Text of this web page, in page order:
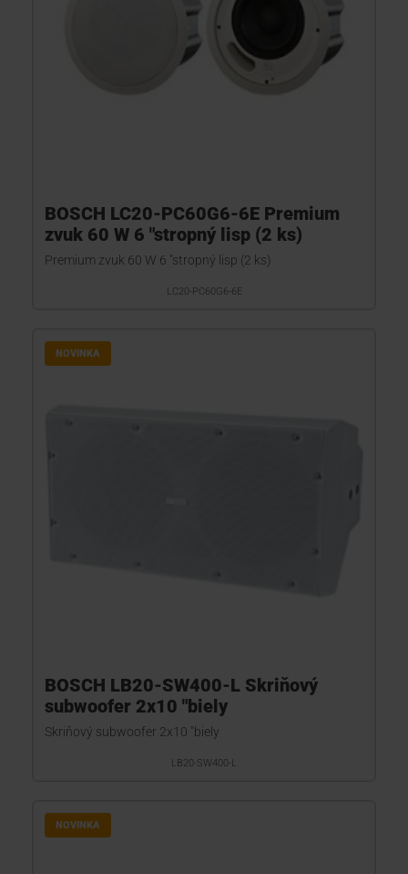
BOSCH LC20-PC60G6-6E Premium
zvuk 60 W 6 "stropný lisp (2 ks)
Premium zvuk 60 W 6 "stropný lisp (2 ks)
LC20-PC60G6-6E
NOVINKA
BOSCH LB20-SW400-L Skriňový
subwoofer 2x10 "biely
Skriňový subwoofer 2x10 "biely
LB20-SW400-L
NOVINKA